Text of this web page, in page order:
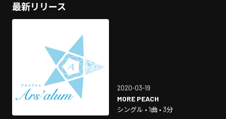
最新リリース
2020-03-19
MORE PEACH
シングル • 1曲 • 3分